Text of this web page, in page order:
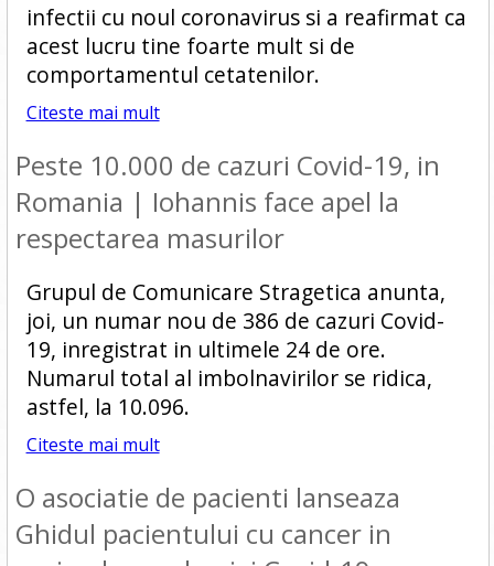
infectii cu noul coronavirus si a reafirmat ca
acest lucru tine foarte mult si de
comportamentul cetatenilor.
Citeste mai mult
Peste 10.000 de cazuri Covid-19, in
Romania | Iohannis face apel la
respectarea masurilor
Grupul de Comunicare Stragetica anunta,
joi, un numar nou de 386 de cazuri Covid-
19, inregistrat in ultimele 24 de ore.
Numarul total al imbolnavirilor se ridica,
astfel, la 10.096.
Citeste mai mult
O asociatie de pacienti lanseaza
Ghidul pacientului cu cancer in